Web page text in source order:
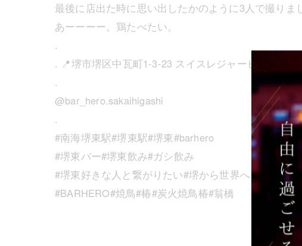
最後に店出た時に思い出したかのように3人で撮り
あーーーー。鶏たべたい。
.
. 📍堺市堺区中瓦町1-3-23 スイスレジャービル4階
.
@bar_hero.sakaihigashi
.
#南海堺東駅#堺東駅#堺東#barhero
#堺東バー#堺東飲み#ガシ飲み
#堺東好きな人と繋がりたい#堺から世界へ
#BARHERO#焼鳥#椿#炭火焼鳥椿#翁橋